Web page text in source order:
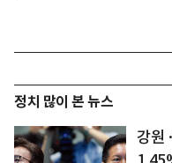
정치 많이 본 뉴스
강원